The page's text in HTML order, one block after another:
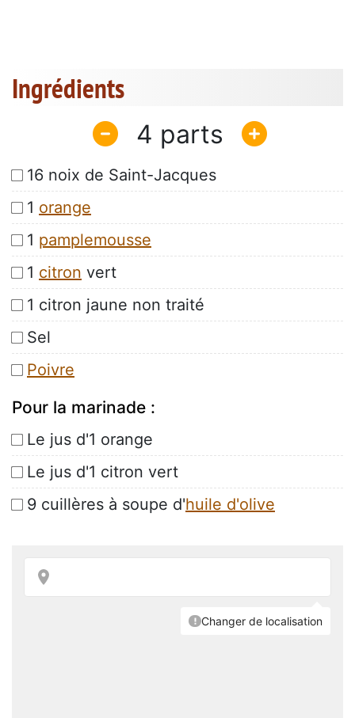
Ingrédients
4
16 noix de Saint-Jacques
1 orange
1 pamplemousse
1 citron vert
1 citron jaune non traité
Sel
Poivre
Pour la marinade :
Le jus d'1 orange
Le jus d'1 citron vert
9 cuillères à soupe d'huile d'olive